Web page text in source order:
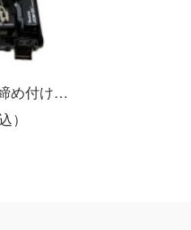
MAKITA マキタ 締め付け工具 インパクトドライバ コードレス式 18v 792453 TD173DRGXO オリーブ Sランク